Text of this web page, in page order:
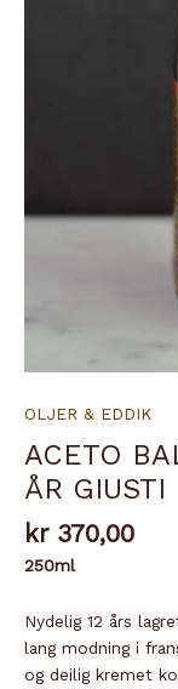
OLJER & EDDIK
ACETO
ÅR GIUSTI
kr370,00
250ml
Nydelig 12 års
lang modning i
og deilig kremet